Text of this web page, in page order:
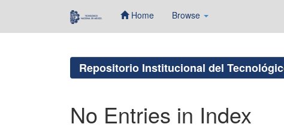
Home Browse
Repositorio Institucional del
No Entries in Index